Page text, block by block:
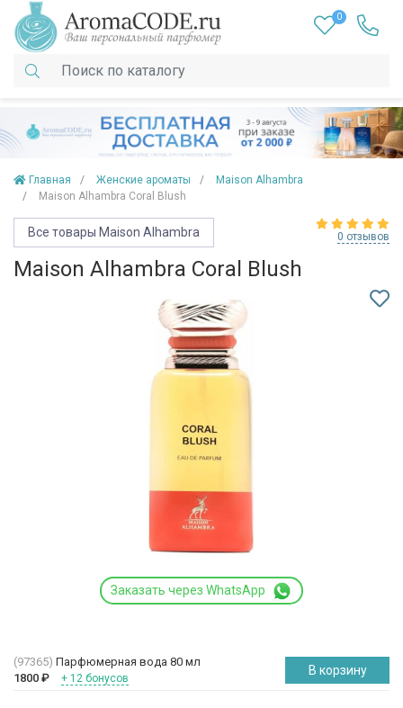
0
Главная Женские ароматы
Maison Alhambra
Maison Alhambra Coral Blush
Все товары Maison Alhambra 0 отзывов
Maison Alhambra Coral Blush
Заказать через WhatsApp
(97365) Парфюмерная вода 80 мл
1800 ₽ + 12 бонусов
В корзину